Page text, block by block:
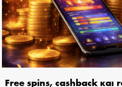
Free spins, cashback και